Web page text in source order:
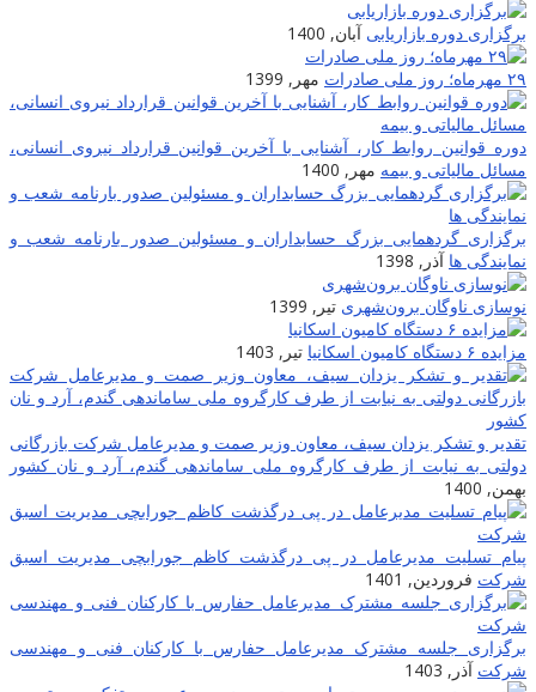
برگزاری دوره بازاریابی آبان, 1400
۲۹ مهرماه؛ روز ملی صادرات
مهر, 1399
دوره قوانین روابط کار، آشنایی با آخرین قوانین قرارداد نیروی انسانی،
مسائل مالیاتی و بیمه مهر, 1400
برگزاری گردهمایی بزرگ حسابداران و مسئولین صدور بارنامه شعب و
نمایندگی ها آذر, 1398
نوسازی ناوگان برون‌شهری تیر, 1399
مزایده ۶ دستگاه کامیون اسکانیا
تیر, 1403
تقدیر و تشکر یزدان سیف، معاون وزیر صمت و مدیرعامل شرکت بازرگانی
دولتی به نیابت از طرف کارگروه ملی ساماندهی گندم، آرد و نان کشور
بهمن, 1400
پیام تسلیت مدیرعامل در پی درگذشت کاظم جورابچی مدیریت اسبق
شرکت فروردین, 1401
برگزاری جلسه مشترک مدیرعامل حفارس با کارکنان فنی و مهندسی
شرکت آذر, 1403